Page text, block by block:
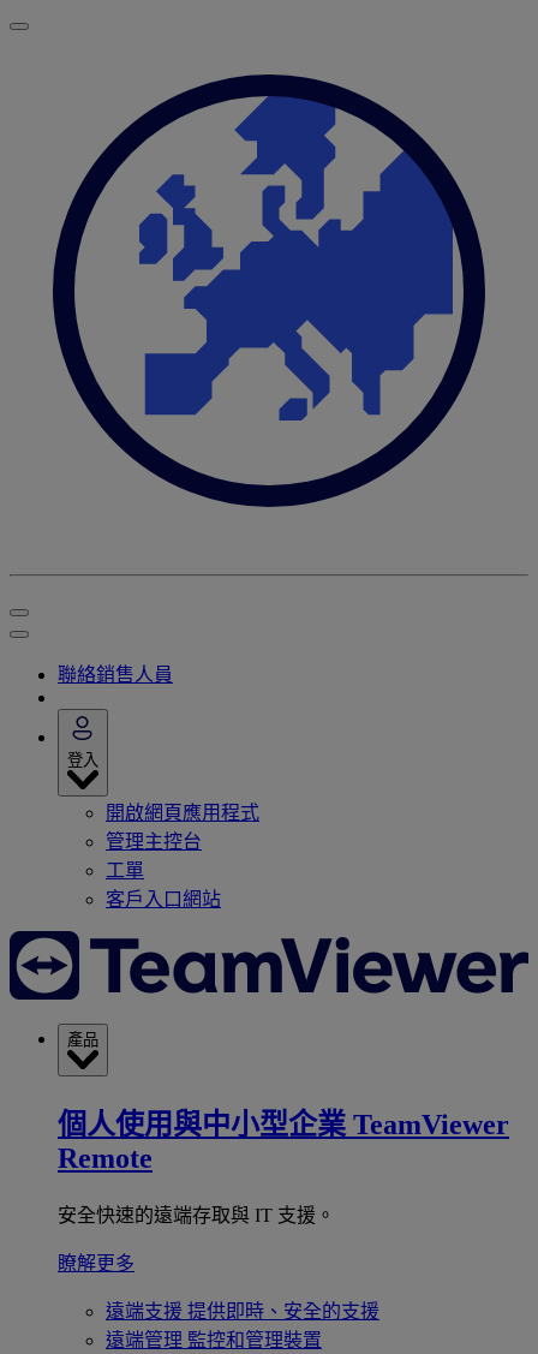
聯絡銷售人員
登入
開啟網頁應用程式
管理主控台
工單
客戶入口網站
產品
個人使用與中小型企業 TeamViewer
Remote
安全快速的遠端存取與 IT 支援。
瞭解更多
遠端支援 提供即時、安全的支援
遠端管理 監控和管理裝置